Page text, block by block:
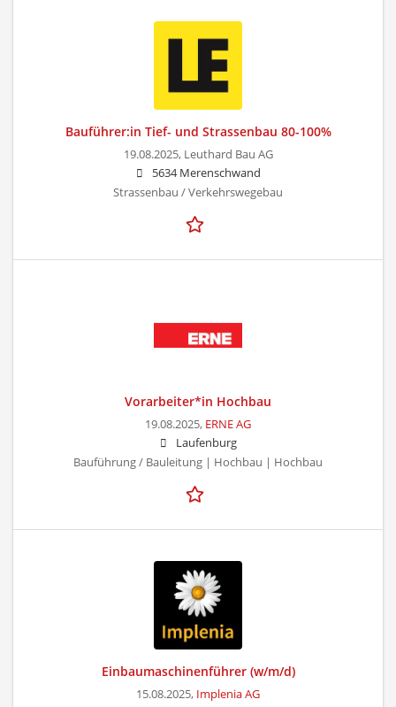
Bauführer:in Tief- und Strassenbau 80-100%
19.08.2025, Leuthard Bau AG
5634 Merenschwand
Strassenbau / Verkehrswegebau
Vorarbeiter*in Hochbau
19.08.2025, ERNE AG
Laufenburg
Bauführung / Bauleitung | Hochbau | Hochbau
Einbaumaschinenführer (w/m/d)
15.08.2025, Implenia AG